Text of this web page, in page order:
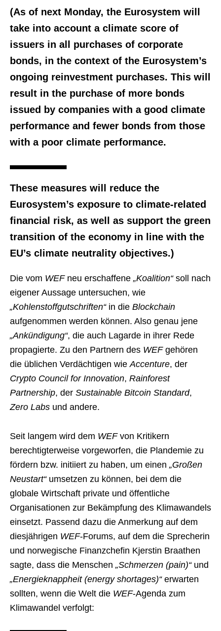
(As of next Monday, the Eurosystem will
take into account a climate score of
issuers in all purchases of corporate
bonds, in the context of the Eurosystem’s
ongoing reinvestment purchases. This will
result in the purchase of more bonds
issued by companies with a good climate
performance and fewer bonds from those
with a poor climate performance.
These measures will reduce the
Eurosystem’s exposure to climate-related
financial risk, as well as support the green
transition of the economy in line with the
EU’s climate neutrality objectives.)
Die vom WEFneu erschaffene „Koalition“soll nach
eigener Aussage untersuchen, wie
„Kohlenstoffgutschriften“in die Blockchain
aufgenommen werden können. Also genau jene
„Ankündigung“, die auch Lagarde in ihrer Rede
propagierte. Zu den Partnern des WEFgehören
die üblichen Verdächtigen wieAccenture, der
Crypto Council for Innovation, Rainforest
Partnership, der Sustainable Bitcoin Standard,
Zero Labs und andere.
Seit langem wird dem WEFvon Kritikern
berechtigterweise vorgeworfen, die Plandemie zu
fördern bzw. initiiert zu haben, um einen „Großen
Neustart“umsetzen zu können, bei dem die
globale Wirtschaft private und öffentliche
Organisationen zur Bekämpfung des Klimawandels
einsetzt. Passend dazu die Anmerkung auf dem
diesjährigen WEF-Forums, auf dem die Sprecherin
und norwegische Finanzchefin Kjerstin Braathen
sagte, dass die Menschen „Schmerzen (pain)“und
„Energieknappheit (energy shortages)“erwarten
sollten, wenn die Welt die WEF-Agenda zum
Klimawandel verfolgt: